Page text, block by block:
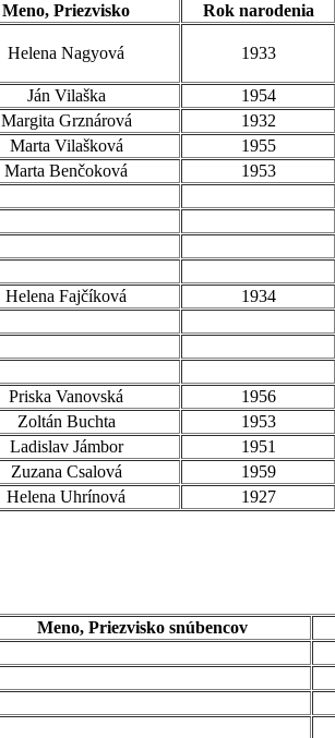
Meno, Priezvisko Rok narodenia
Helena Nagyová 1933
Ján Vilaška
1954
Margita Grznárová
1932
Marta Vilašková
1955
Marta Benčoková
1953
Helena Fajčíková
1934
Priska Vanovská
1956
Zoltán Buchta
1953
Ladislav Jámbor
1951
Zuzana Csalová
1959
Helena Uhrínová
1927
Meno, Priezvisko snúbencov